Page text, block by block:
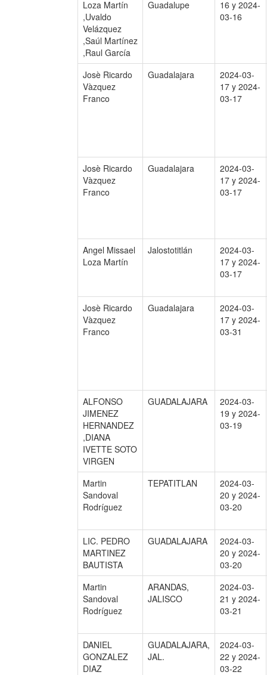
Loza Martín
,Uvaldo
Velázquez
,Saúl Martínez
,Raul García
Guadalupe
16 y 2024-
03-16
Josè Ricardo
Vàzquez
Franco
Guadalajara
2024-03-
17 y 2024-
03-17
Josè Ricardo
Vàzquez
Franco
Guadalajara
2024-03-
17 y 2024-
03-17
Angel Missael
Loza Martín
Jalostotitlán
2024-03-
17 y 2024-
03-17
Josè Ricardo
Vàzquez
Franco
Guadalajara
2024-03-
17 y 2024-
03-31
ALFONSO
JIMENEZ
HERNANDEZ
,DIANA
IVETTE SOTO
VIRGEN
GUADALAJARA
2024-03-
19 y 2024-
03-19
Martin
Sandoval
Rodríguez
TEPATITLAN
2024-03-
20 y 2024-
03-20
LIC. PEDRO
MARTINEZ
BAUTISTA
GUADALAJARA
2024-03-
20 y 2024-
03-20
Martin
Sandoval
Rodríguez
ARANDAS,
JALISCO
2024-03-
21 y 2024-
03-21
DANIEL
GONZALEZ
DIAZ
GUADALAJARA,
JAL.
2024-03-
22 y 2024-
03-22